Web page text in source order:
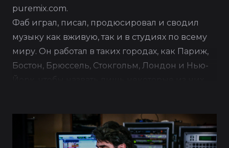
puremix.com.
Фаб играл, писал, продюсировал и сводил
музыку как вживую, так и в студиях по всему
миру. Он работал в таких городах, как Париж,
Бостон, Брюссель, Стокгольм, Лондон и Нью-
Йорка.
Фаб получил множество наград по всему